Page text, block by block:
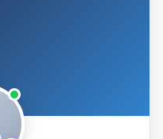
حمّل التطبيق